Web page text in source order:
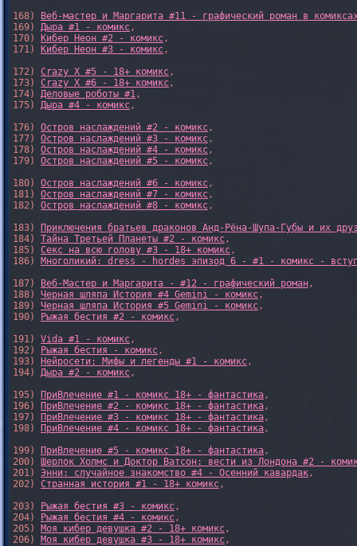
168)
Веб-мастер и Маргарита #11 - графический роман в
169) Дыра #1 - комикс,
170)
Кибер Неон #2 - комикс,
171)
Кибер Неон #3 - комикс,
172) Crazy X #5 - 18+ комикс,
173) Crazy X #6 - 18+ комикс,
174) Деловые роботы #1,
175) Дыра #4 - комикс,
176) Остров наслаждений #2 - комикс,
177) Остров наслаждений #3 - комикс,
178) Остров наслаждений #4 - комикс,
179) Остров наслаждений #5 - комикс,
180) Остров наслаждений #6 - комикс,
181) Остров наслаждений #7 - комикс,
182) Остров наслаждений #8 - комикс,
183)
Приключения братьев драконов Анд-Рёна-Шупа-Губы и их
184) Тайна Третьей Планеты #2 - комикс,
185) Секс на всю голову #3 - 18+ комикс,
186) Многоликий: dress - hordes эпизод 6 - #1 - комикс -
187)
Веб-Мастер и Маргарита - #12 - графический роман,
188) Черная шляпа История #4 Gemini - комикс,
189) Черная шляпа История #5 Gemini - комикс,
190)
Рыжая бестия #2 - комикс,
191) Vida #1 - комикс,
192)
Рыжая бестия - комикс,
193)
Нейросети: Мифы и легенды #1 - комикс,
194) Дыра #2 - комикс,
195)
ПриВлечение #1 - комикс 18+ - фантастика,
196)
ПриВлечение #2 - комикс 18+ - фантастика,
197)
ПриВлечение #3 - комикс 18+ - фантастика,
198)
ПриВлечение #4 - комикс 18+ - фантастика,
199)
ПриВлечение #5 - комикс 18+ - фантастика,
200) Шерлок Холмс и Доктор Ватсон: вести из Лондона #2 -
201) Энни: случайное знакомство #4 - Осенний кавардак,
202) Странная история #1 - 18+ комикс,
203)
Рыжая бестия #3 - комикс,
204)
Рыжая бестия #4 - комикс,
205) Моя кибер девушка #2 - 18+ комикс,
206) Моя кибер девушка #3 - 18+ комикс,